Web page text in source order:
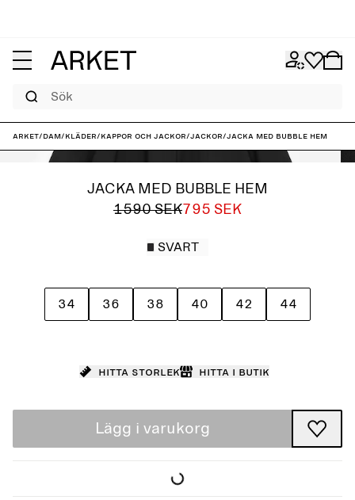
ARKET/Dam/Kläder/Kappor och jackor/Jackor/Jacka med bubble hem
JACKA MED BUBBLE HEM
1590 SEK795 SEK
SVART
34 36 38 40 42 44
Hitta storlek Hitta i butik
Lägg i varukorg